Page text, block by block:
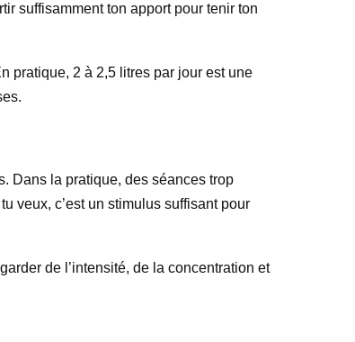
suffisamment ton apport pour tenir ton
pratique, 2 à 2,5 litres par jour est une
Dans la pratique, des séances trop
veux, c’est un stimulus suffisant pour
de l’intensité, de la concentration et